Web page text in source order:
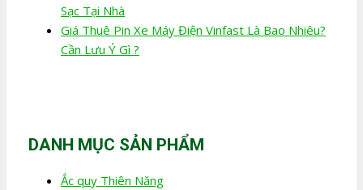
Sạc Tại Nhà
Giá Thuê Pin Xe Máy Điện Vinfast Là Bao Nhiêu?
Cần Lưu Ý Gì ?
DANH MỤC SẢN PHẨM
Ắc quy Thiên Năng